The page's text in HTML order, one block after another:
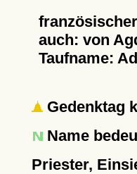
auch: von
Taufname:
Gedenktag
Name
Priester,